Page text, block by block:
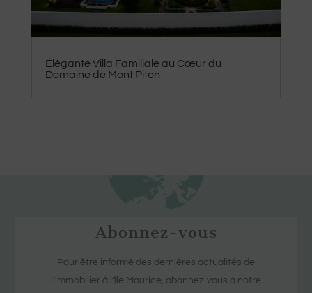
Élégante Villa Familiale au Cœur du
Domaine de Mont Piton
Abonnez-vous
Pour être informé des dernières actualités de
l’immobilier à l’île Maurice, abonnez-vous à notre